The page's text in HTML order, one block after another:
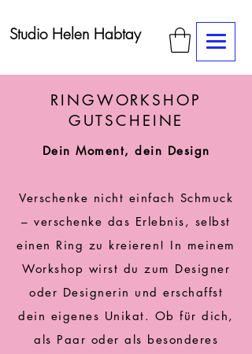
Studio Helen Habtay
RINGWORKSHOP
GUTSCHEINE
Dein Moment, dein Design
Verschenke nicht einfach Schmuck
– verschenke das Erlebnis, selbst
einen Ring zu kreieren! In meinem
Workshop wirst du zum Designer
oder Designerin und erschaffst
dein eigenes Unikat. Ob für dich,
als Paar oder als besonderes